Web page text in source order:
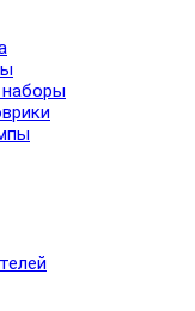
наборы